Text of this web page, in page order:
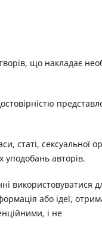
що накладає
статі, сексуальної
уподобань авторів.
використовуватися
або ідеї,
і не